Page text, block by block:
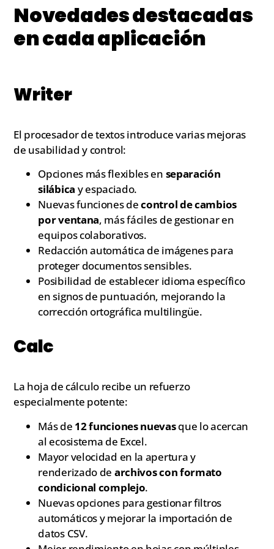
Novedades destacadas
en cada aplicación
Writer
El procesador de textos introduce varias mejoras
de usabilidad y control:
Opciones más flexibles en separación
silábica y espaciado.
Nuevas funciones decontrol de cambios
por ventana, más fáciles de gestionar en
equipos colaborativos.
Redacción automática de imágenes para
proteger documentos sensibles.
Posibilidad de establecer idioma específico
en signos de puntuación, mejorando la
corrección ortográfica multilingüe.
Calc
La hoja de cálculo recibe un refuerzo
especialmente potente:
Más de 12 funciones nuevasque lo acercan
al ecosistema de Excel.
Mayor velocidad en la apertura y
renderizado de archivos con formato
condicional complejo.
Nuevas opciones para gestionar filtros
automáticos y mejorar la importación de
datos CSV.